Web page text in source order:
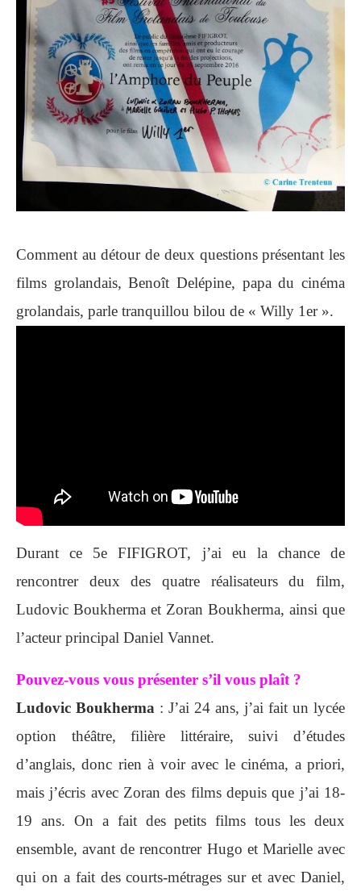
Comment au détour de deux questions présentant les
films grolandais, Benoît Delépine, papa du cinéma
grolandais, parle tranquillou bilou de « Willy 1er ».
Durant ce 5e FIFIGROT, j’ai eu la chance de
rencontrer deux des quatre réalisateurs du film,
Ludovic Boukherma et Zoran Boukherma, ainsi que
l’acteur principal Daniel Vannet.
Pouvez-vous vous présenter s’il vous plaît ?
Ludovic Boukherma : J’ai 24 ans, j’ai fait un lycée
option théâtre, filière littéraire, suivi d’études
d’anglais, donc rien à voir avec le cinéma, a priori,
mais j’écris avec Zoran des films depuis que j’ai 18-
19 ans. On a fait des petits films tous les deux
ensemble, avant de rencontrer Hugo et Marielle avec
qui on a fait des courts-métrages sur et avec Daniel,